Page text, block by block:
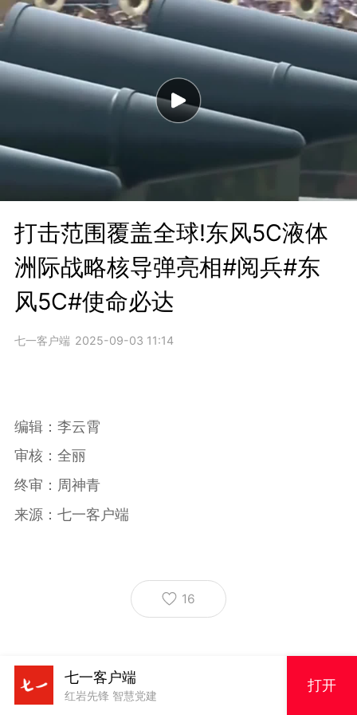
打击范围覆盖全球!东风5C液体
洲际战略核导弹亮相#阅兵#东
风5C#使命必达
七一客户端 2025-09-03 11:14
编辑：李云霄
审核：全丽
终审：周神青
来源：七一客户端
16
七一客户端
红岩先锋 智慧党建
打开